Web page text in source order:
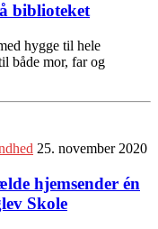
biblioteket
hygge til hele
både mor, far og
25. november 2020
hjemsender én
Skole